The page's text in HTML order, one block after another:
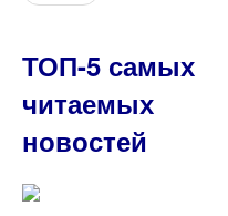
ТОП-5 самых
читаемых
новостей